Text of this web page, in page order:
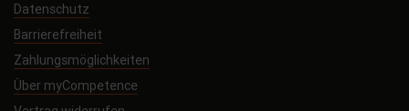
Datenschutz
Barrierefreiheit
Zahlungsmöglichkeiten
Über myCompetence